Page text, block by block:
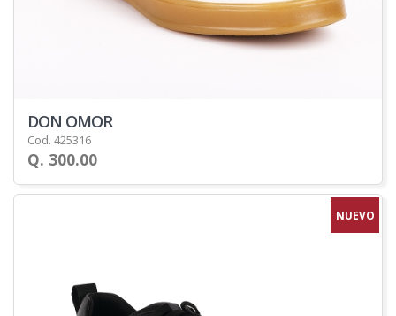
DON OMOR
Cod. 425316
Q. 300.00
NUEVO